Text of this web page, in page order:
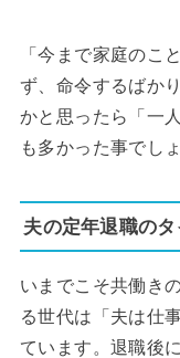
「今まで家庭のこ
ず、命令するばか
かと思ったら「一
も多かった事でしょ
夫の定年退職の
いまでこそ共働き
る世代は「夫は仕
ています。退職後